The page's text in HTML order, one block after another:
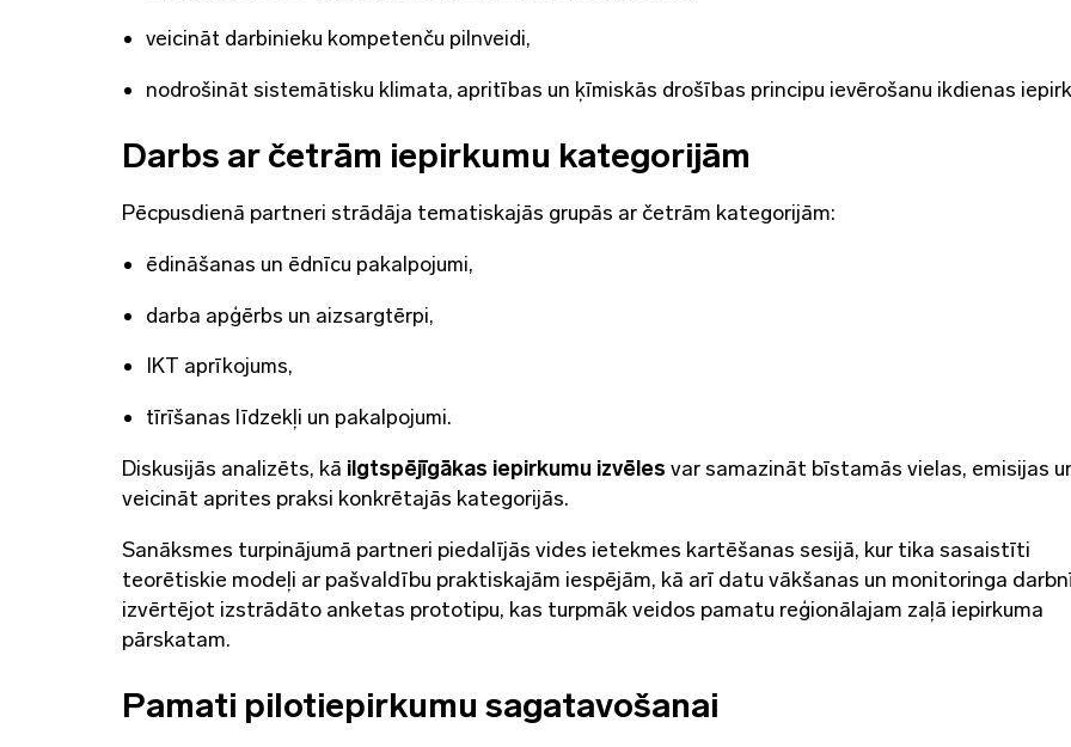
veicināt darbinieku kompetenču pilnveidi,
nodrošināt sistemātisku klimata, apritības un ķīmiskās drošības principu ievērošanu ikdienas
Darbs ar četrām iepirkumu kategorijām
Pēcpusdienā partneri strādāja tematiskajās grupās ar četrām kategorijām:
ēdināšanas un ēdnīcu pakalpojumi,
darba apģērbs un aizsargtērpi,
IKT aprīkojums,
tīrīšanas līdzekļi un pakalpojumi.
Diskusijās analizēts, kā ilgtspējīgākas iepirkumu izvēles var samazināt bīstamās vielas, emisijas
veicināt aprites praksi konkrētajās kategorijās.
Sanāksmes turpinājumā partneri piedalījās vides ietekmes kartēšanas sesijā, kur tika sasaistīti
teorētiskie modeļi ar pašvaldību praktiskajām iespējām, kā arī datu vākšanas un monitoringa
izvērtējot izstrādāto anketas prototipu, kas turpmāk veidos pamatu reģionālajam zaļā iepirkuma
pārskatam.
Pamati pilotiepirkumu sagatavošanai